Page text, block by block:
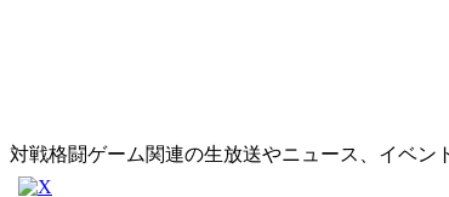
対戦格闘ゲーム関連の生放送やニュース、イベ